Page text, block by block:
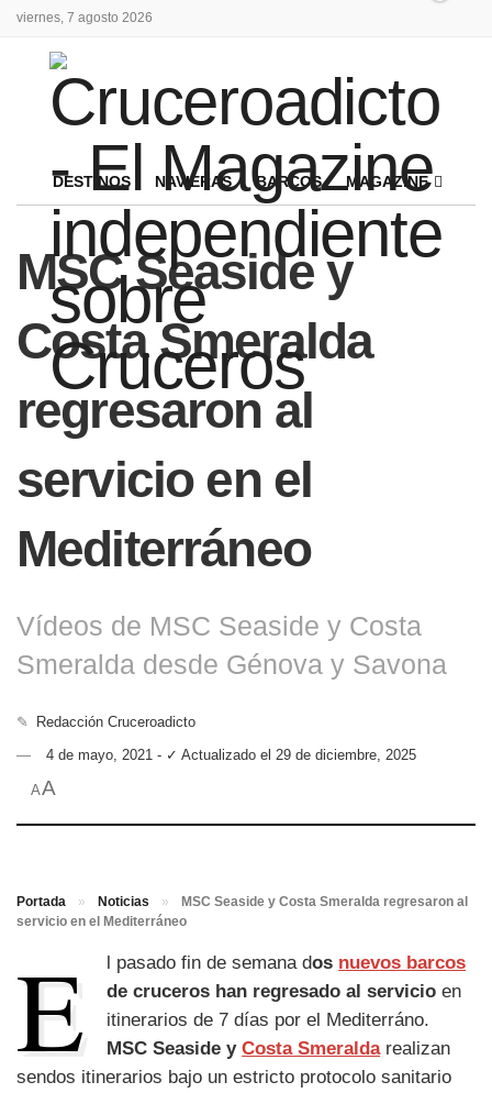
viernes, 7 agosto 2026
DESTINOS NAVIERAS BARCOS MAGAZINE
MSC Seaside y
Costa Smeralda
regresaron al
servicio en el
Mediterráneo
Vídeos de MSC Seaside y Costa
Smeralda desde Génova y Savona
✎
Redacción Cruceroadicto
4 de mayo, 2021 - ✓ Actualizado el 29 de diciembre, 2025
AA
Portada » Noticias »
MSC Seaside y Costa Smeralda regresaron al
servicio en el Mediterráneo
E l pasado fin de semana dos nuevos barcos
de cruceros han regresado al servicio en
itinerarios de 7 días por el Mediterráno.
MSC Seaside yCosta Smeraldarealizan
sendos itinerarios bajo un estricto protocolo sanitario